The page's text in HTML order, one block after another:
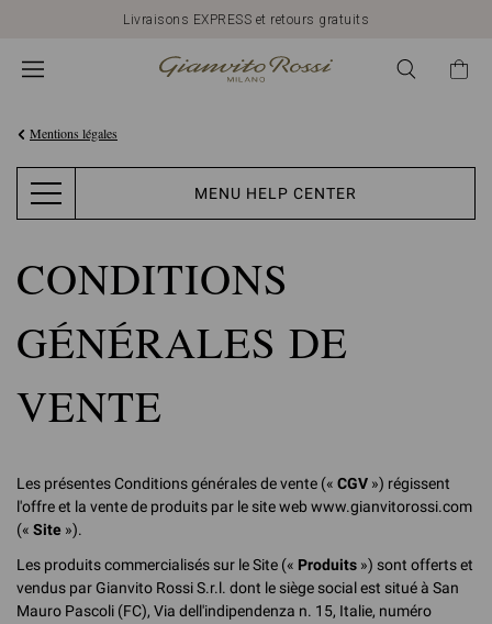
Découvrez nos Nouveautés
Mentions légales
MENU HELP CENTER
CONDITIONS
GÉNÉRALES DE
VENTE
Les présentes Conditions générales de vente (« CGV ») régissent
l'offre et la vente de produits par le site web www.gianvitorossi.com
(« Site »).
Les produits commercialisés sur le Site (« Produits ») sont offerts et
vendus par Gianvito Rossi S.r.l. dont le siège social est situé à San
Mauro Pascoli (FC), Via dell'indipendenza n. 15, Italie, numéro